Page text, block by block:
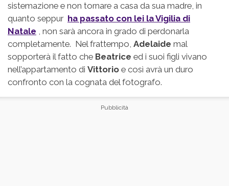
sistemazione e non tornare a casa da sua madre, in
quanto seppur ha passato con lei la Vigilia di
Natale , non sarà ancora in grado di perdonarla
completamente. Nel frattempo, Adelaide mal
sopporterà il fatto che Beatrice ed i suoi figli vivano
nell’appartamento di Vittorio e così avrà un duro
confronto con la cognata del fotografo.